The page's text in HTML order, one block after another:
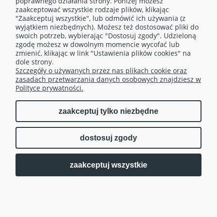
OBSŁUGA KLIENTA
TELEFONY
MOJE KONTO
pokaż pełną wersję strony
Sklep internetowy Shoper.pl | Realizacja:Fusion Marketing
zaakceptować wszystkie rodzaje plików, klikając
"Zaakceptuj wszystkie", lub odmówić ich używania (z
wyjątkiem niezbędnych). Możesz też dostosować pliki do
swoich potrzeb, wybierając "Dostosuj zgody". Udzieloną
zgodę możesz w dowolnym momencie wycofać lub
zmienić, klikając w link "Ustawienia plików cookies" na
dole strony.
Szczegóły o używanych przez nas plikach cookie oraz
zasadach przetwarzania danych osobowych znajdziesz w
Polityce prywatności.
zaakceptuj tylko niezbędne
dostosuj zgody
zaakceptuj wszystkie